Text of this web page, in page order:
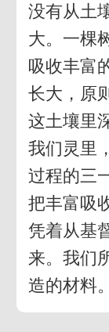
没有从土
大。一棵
吸收丰富
长大，原
这土壤里
我们灵里
过程的三
把丰富吸
凭着从基
来。我们
造的材料。